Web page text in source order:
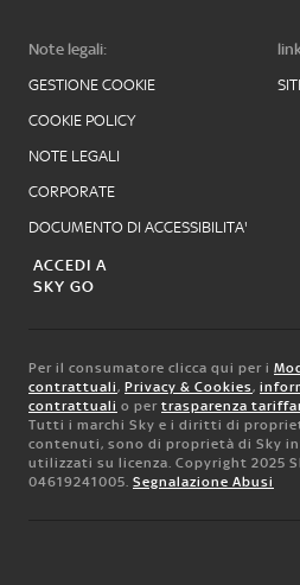
Note legali:
GESTIONE COOKIE
COOKIE POLICY
NOTE LEGALI
CORPORATE
DOCUMENTO DI ACCESSIBILITA'
ACCEDI A
SKY GO
Per il consumatore clicca qui per i
contrattuali, Privacy & Cookies,
contrattuali o per trasparenza
Tutti i marchi Sky e i diritti di
contenuti, sono di proprietà di Sky
utilizzati su licenza. Copyright 2025
04619241005. Segnalazione Abusi